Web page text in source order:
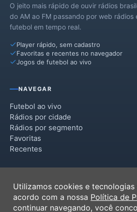
O jeito mais rápido de ouvir rádios
do AM ao FM passando por web rádios
futebol em tempo real.
Player rápido, sem cadastro
Favoritas e recentes no navegador
Jogos de futebol ao vivo
NAVEGAR
Futebol ao vivo
Rádios por cidade
Rádios por segmento
Favoritas
Recentes
Termos de Uso
Política de Privacidade
Utilizamos cookies e tecnologias
acordo com a nossa Política de
continuar navegando, você